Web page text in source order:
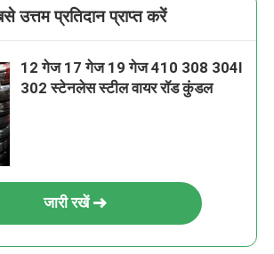
उत्तम प्रतिदान प्राप्त करें
12 गेज 17 गेज 19 गेज 410 308 304l
302 स्टेनलेस स्टील वायर रॉड कुंडल
जारी रखें